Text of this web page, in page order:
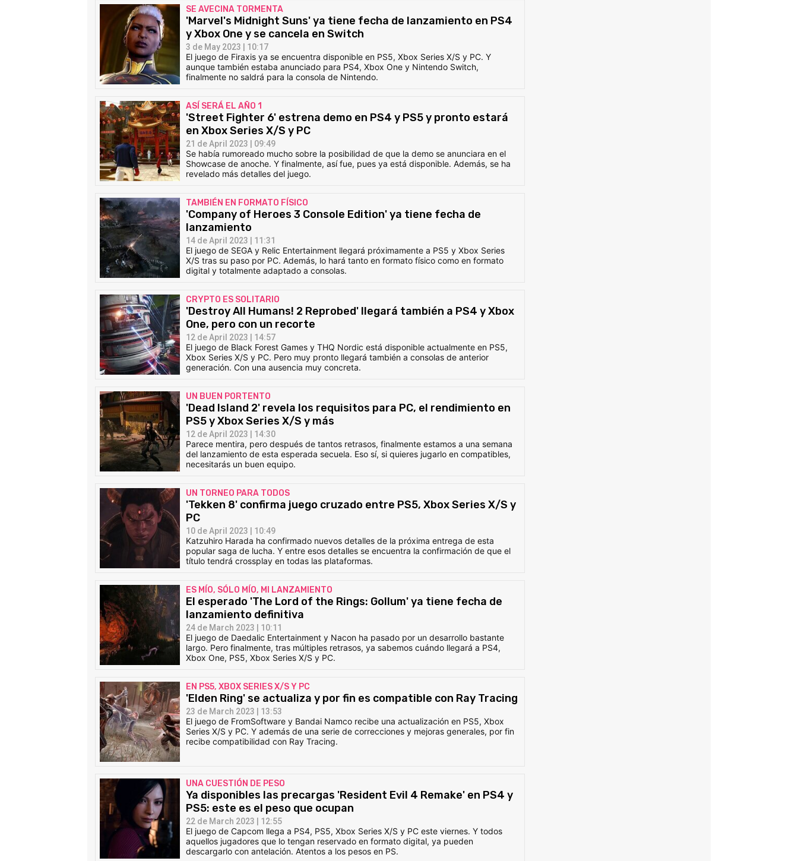
SE AVECINA TORMENTA
'Marvel's Midnight Suns' ya tiene fecha de lanzamiento en PS4
y Xbox One y se cancela en Switch
3 de May 2023 | 10:17
El juego de Firaxis ya se encuentra disponible en PS5, Xbox Series X/S y PC. Y
aunque también estaba anunciado para PS4, Xbox One y Nintendo Switch,
finalmente no saldrá para la consola de Nintendo.
ASÍ SERÁ EL AÑO 1
'Street Fighter 6' estrena demo en PS4 y PS5 y pronto estará
en Xbox Series X/S y PC
21 de April 2023 | 09:49
Se había rumoreado mucho sobre la posibilidad de que la demo se anunciara en el
Showcase de anoche. Y finalmente, así fue, pues ya está disponible. Además, se ha
revelado más detalles del juego.
TAMBIÉN EN FORMATO FÍSICO
'Company of Heroes 3 Console Edition' ya tiene fecha de
lanzamiento
14 de April 2023 | 11:31
El juego de SEGA y Relic Entertainment llegará próximamente a PS5 y Xbox Series
X/S tras su paso por PC. Además, lo hará tanto en formato físico como en formato
digital y totalmente adaptado a consolas.
CRYPTO ES SOLITARIO
'Destroy All Humans! 2 Reprobed' llegará también a PS4 y Xbox
One, pero con un recorte
12 de April 2023 | 14:57
El juego de Black Forest Games y THQ Nordic está disponible actualmente en PS5,
Xbox Series X/S y PC. Pero muy pronto llegará también a consolas de anterior
generación. Con una ausencia muy concreta.
UN BUEN PORTENTO
'Dead Island 2' revela los requisitos para PC, el rendimiento en
PS5 y Xbox Series X/S y más
12 de April 2023 | 14:30
Parece mentira, pero después de tantos retrasos, finalmente estamos a una semana
del lanzamiento de esta esperada secuela. Eso sí, si quieres jugarlo en compatibles,
necesitarás un buen equipo.
UN TORNEO PARA TODOS
'Tekken 8' confirma juego cruzado entre PS5, Xbox Series X/S y
PC
10 de April 2023 | 10:49
Katzuhiro Harada ha confirmado nuevos detalles de la próxima entrega de esta
popular saga de lucha. Y entre esos detalles se encuentra la confirmación de que el
título tendrá crossplay en todas las plataformas.
ES MÍO, SÓLO MÍO, MI LANZAMIENTO
El esperado 'The Lord of the Rings: Gollum' ya tiene fecha de
lanzamiento definitiva
24 de March 2023 | 10:11
El juego de Daedalic Entertainment y Nacon ha pasado por un desarrollo bastante
largo. Pero finalmente, tras múltiples retrasos, ya sabemos cuándo llegará a PS4,
Xbox One, PS5, Xbox Series X/S y PC.
EN PS5, XBOX SERIES X/S Y PC
'Elden Ring' se actualiza y por fin es compatible con Ray Tracing
23 de March 2023 | 13:53
El juego de FromSoftware y Bandai Namco recibe una actualización en PS5, Xbox
Series X/S y PC. Y además de una serie de correcciones y mejoras generales, por fin
recibe compatibilidad con Ray Tracing.
UNA CUESTIÓN DE PESO
Ya disponibles las precargas 'Resident Evil 4 Remake' en PS4 y
PS5: este es el peso que ocupan
22 de March 2023 | 12:55
El juego de Capcom llega a PS4, PS5, Xbox Series X/S y PC este viernes. Y todos
aquellos jugadores que lo tengan reservado en formato digital, ya pueden
descargarlo con antelación. Atentos a los pesos en PS.